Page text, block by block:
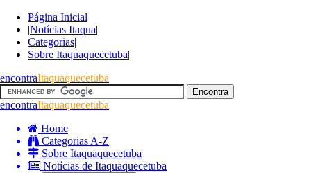
Página Inicial
|Notícias Itaqua|
Categorias|
Sobre Itaquaquecetuba|
encontraItaquaquecetuba
encontraItaquaquecetuba
Home
Categorias A-Z
Sobre Itaquaquecetuba
Notícias de Itaquaquecetuba